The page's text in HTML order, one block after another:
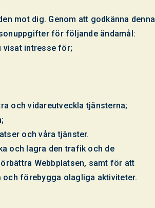
mot dig. Genom att godkänna denna
för följande ändamål:
visat intresse för;
och vidareutveckla tjänsterna;
och våra tjänster.
och lagra den trafik och de
Webbplatsen, samt för att
förebygga olagliga aktiviteter.